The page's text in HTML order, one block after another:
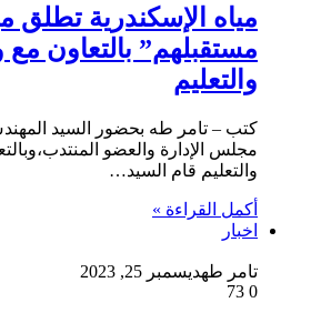
مياه الإسكندرية تطلق
مستقبلهم” بالتعاون مع
والتعليم
كتب – تامر طه بحضور السيد
مجلس الإدارة والعضو
والتعليم قام السيد…
أكمل القراءة »
اخبار
تامر طهديسمبر 25, 2023
0